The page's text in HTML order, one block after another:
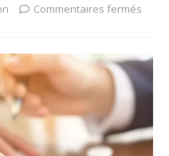
Commentaires fermés